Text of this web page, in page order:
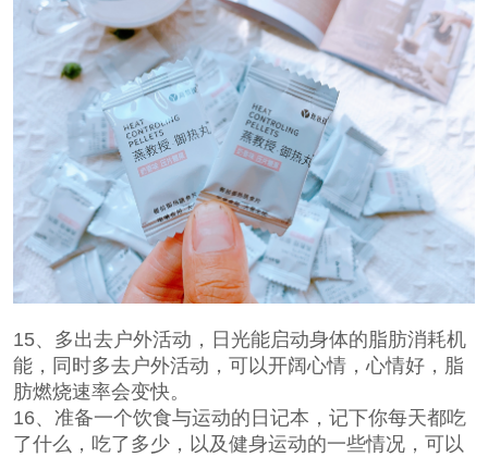
15、多出去户外活动，日光能启动身体的脂肪消耗机
能，同时多去户外活动，可以开阔心情，心情好，脂
肪燃烧速率会变快。
16、准备一个饮食与运动的日记本，记下你每天都吃
了什么，吃了多少，以及健身运动的一些情况，可以